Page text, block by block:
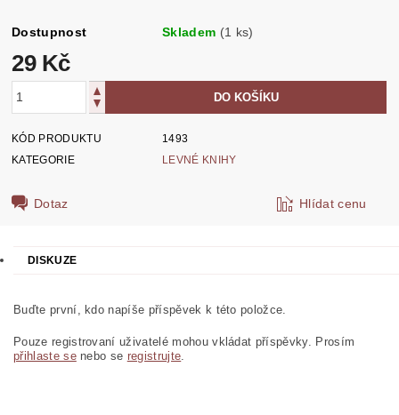
Dostupnost Skladem (1 ks)
29 Kč
KÓD PRODUKTU
1493
KATEGORIE
LEVNÉ KNIHY
Dotaz Hlídat cenu
DISKUZE
Buďte první, kdo napíše příspěvek k této položce.
Pouze registrovaní uživatelé mohou vkládat příspěvky. Prosím
přihlaste senebo se registrujte.